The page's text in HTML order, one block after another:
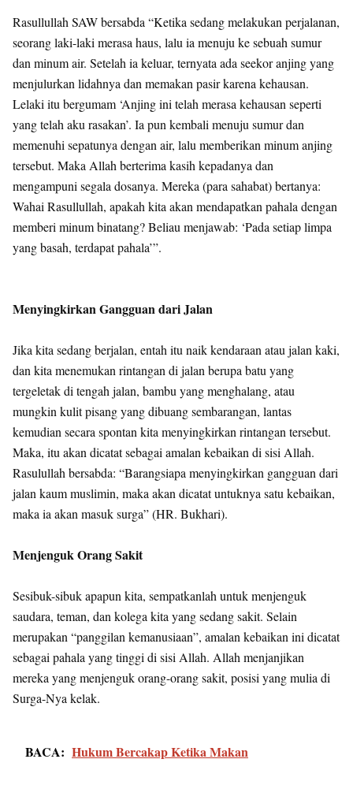
Rasullullah SAW bersabda “Ketika sedang melakukan perjalanan,
seorang laki-laki merasa haus, lalu ia menuju ke sebuah sumur
dan minum air. Setelah ia keluar, ternyata ada seekor anjing yang
menjulurkan lidahnya dan memakan pasir karena kehausan.
Lelaki itu bergumam ‘Anjing ini telah merasa kehausan seperti
yang telah aku rasakan’. Ia pun kembali menuju sumur dan
memenuhi sepatunya dengan air, lalu memberikan minum anjing
tersebut. Maka Allah berterima kasih kepadanya dan
mengampuni segala dosanya. Mereka (para sahabat) bertanya:
Wahai Rasullullah, apakah kita akan mendapatkan pahala dengan
memberi minum binatang? Beliau menjawab: ‘Pada setiap limpa
yang basah, terdapat pahala’”.
Menyingkirkan Gangguan dari Jalan
Jika kita sedang berjalan, entah itu naik kendaraan atau jalan kaki,
dan kita menemukan rintangan di jalan berupa batu yang
tergeletak di tengah jalan, bambu yang menghalang, atau
mungkin kulit pisang yang dibuang sembarangan, lantas
kemudian secara spontan kita menyingkirkan rintangan tersebut.
Maka, itu akan dicatat sebagai amalan kebaikan di sisi Allah.
Rasulullah bersabda: “Barangsiapa menyingkirkan gangguan dari
jalan kaum muslimin, maka akan dicatat untuknya satu kebaikan,
maka ia akan masuk surga” (HR. Bukhari).
Menjenguk Orang Sakit
Sesibuk-sibuk apapun kita, sempatkanlah untuk menjenguk
saudara, teman, dan kolega kita yang sedang sakit. Selain
merupakan “panggilan kemanusiaan”, amalan kebaikan ini dicatat
sebagai pahala yang tinggi di sisi Allah. Allah menjanjikan
mereka yang menjenguk orang-orang sakit, posisi yang mulia di
Surga-Nya kelak.
BACA: Hukum Bercakap Ketika Makan